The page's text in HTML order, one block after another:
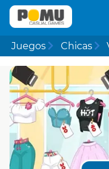
Juegos Chicas